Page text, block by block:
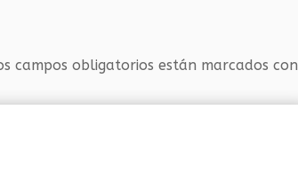
campos obligatorios están marcados con